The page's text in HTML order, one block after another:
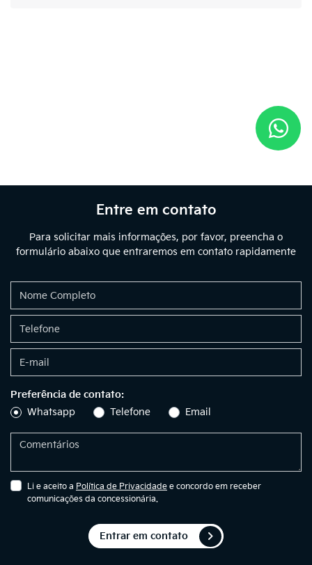
Entre em contato
Para solicitar mais informações, por favor, preencha o
formulário abaixo que entraremos em contato rapidamente
Preferência de contato:
Whatsapp
Telefone Email
Li e aceito a Política de Privacidade e concordo em receber
comunicações da concessionária.
Entrar em contato